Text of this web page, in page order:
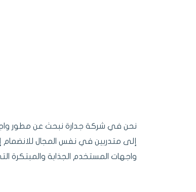
إلى متدربين في نفس المجال
واجهات المستخدم الجذابة والمبتكرة